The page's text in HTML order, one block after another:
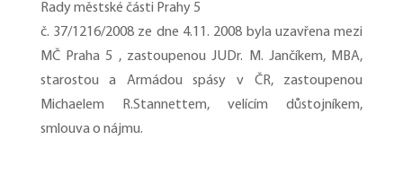
Rady městské části Prahy 5
č. 37/1216/2008 ze dne 4.11. 2008 byla uzavřena mezi
MČ Praha 5 , zastoupenou JUDr. M. Jančíkem, MBA,
starostou a Armádou spásy v ČR, zastoupenou
Michaelem R.Stannettem, velícím důstojníkem,
smlouva o nájmu.